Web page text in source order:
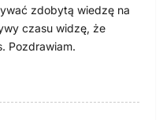
zdobytą wiedzę na
czasu widzę, że
Pozdrawiam.